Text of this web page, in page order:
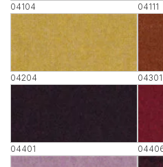
04104 04111
04204 04301
04401